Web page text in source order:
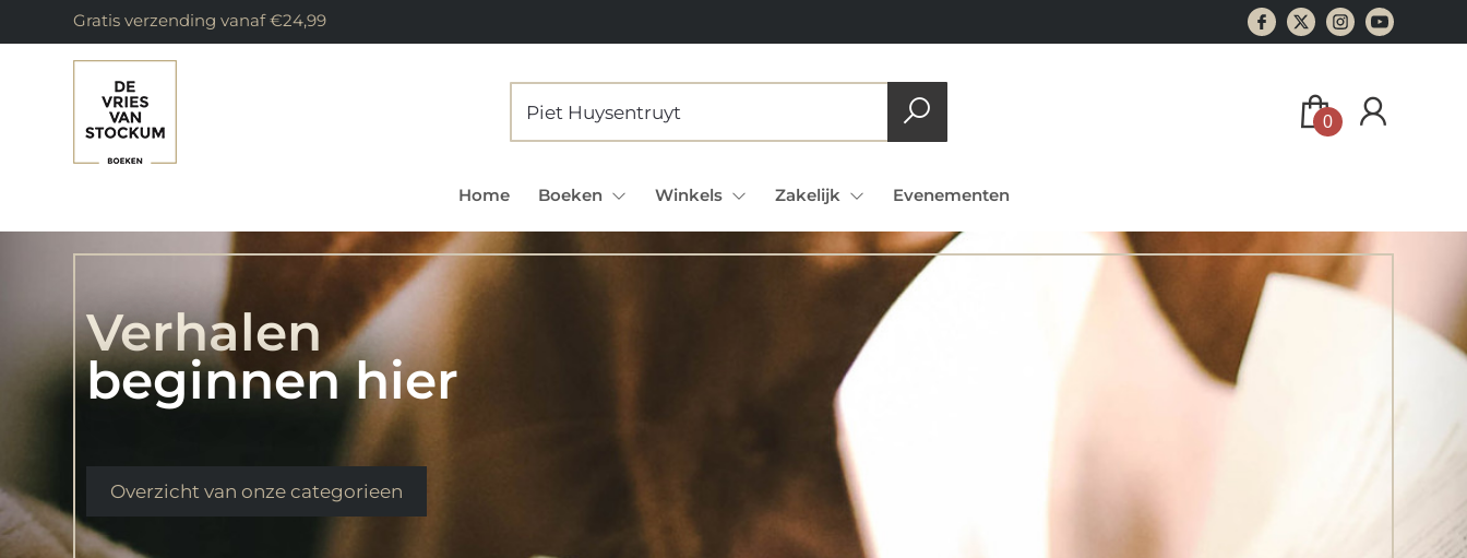
Gratis verzending vanaf €24,99
0
Home Boeken Winkels Zakelijk Evenementen
Verhalen
beginnen hier
Overzicht van onze categorieen